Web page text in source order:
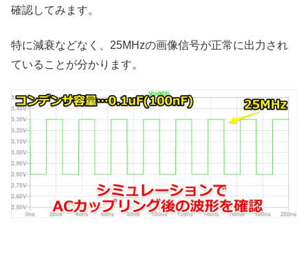
確認してみます。
特に減衰などなく、25MHzの画像信号が正常に出力され
ていることが分かります。